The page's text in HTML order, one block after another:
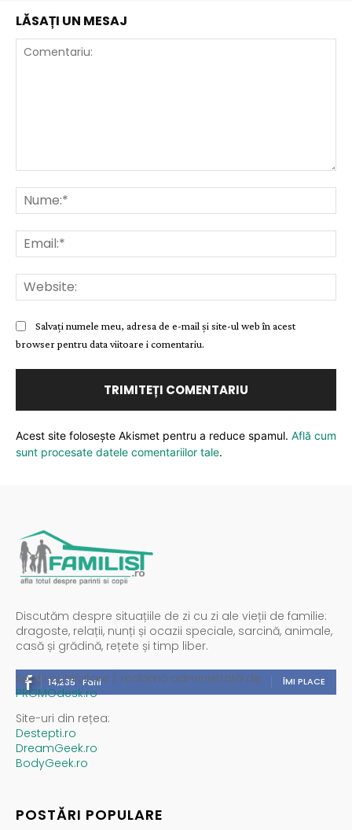
LĂSAȚI UN MESAJ
Salvați numele meu, adresa de e-mail și site-ul web în acest
browser pentru data viitoare i comentariu.
Acest site folosește Akismet pentru a reduce spamul. Află cum
sunt procesate datele comentariilor tale.
Discutăm despre situațiile de zi cu zi ale vieții de familie:
dragoste, relații, nunți și ocazii speciale, sarcină, animale,
casă și grădină, rețete și timp liber.
14,235 Fani ÎMI PLACE
Spații publicitare / reclamă administrată de
PROMOdesk.ro
Site-uri din rețea:
Destepti.ro
DreamGeek.ro
BodyGeek.ro
POSTĂRI POPULARE